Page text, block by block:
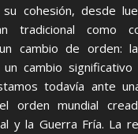
su cohesión, desde
tradicional como
cambio de orden:
cambio
todavía ante
orden mundial
y la Guerra Fría. La